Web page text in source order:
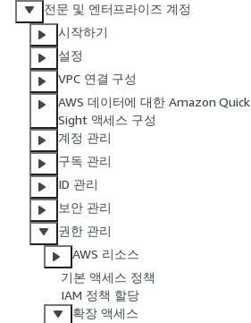
전문 및 엔터프라이즈 계정
시작하기
설정
VPC 연결 구성
AWS 데이터에 대한 Amazon Quick
Sight 액세스 구성
계정 관리
구독 관리
ID 관리
보안 관리
권한 관리
AWS 리소스
기본 액세스 정책
IAM 정책 할당
확장 액세스